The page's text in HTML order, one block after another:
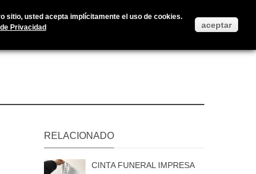
RELACIONADO
CINTA FUNERAL IMPRESA
sitio, usted acepta implícitamente el uso de cookies.
Privacidad aceptar